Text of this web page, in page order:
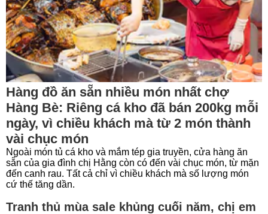
Hàng đồ ăn sẵn nhiều món nhất chợ
Hàng Bè: Riêng cá kho đã bán 200kg mỗi
ngày, vì chiều khách mà từ 2 món thành
vài chục món
Ngoài món tủ cá kho và mắm tép gia truyền, cửa hàng ăn
sẵn của gia đình chị Hằng còn có đến vài chục món, từ mặn
đến canh rau. Tất cả chỉ vì chiều khách mà số lượng món
cứ thế tăng dần.
Tranh thủ mùa sale khủng cuối năm, chị em